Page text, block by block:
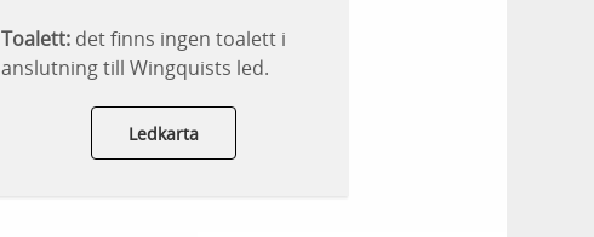
Toalett: det finns ingen toalett i
anslutning till Wingquists led.
Ledkarta